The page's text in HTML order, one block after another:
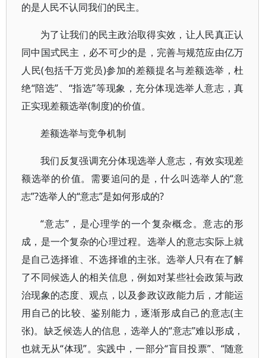
的是人民不认同我们的民主。
为了让我们的民主政治取得实效，让人民真正认
同中国式民主，必不可少的是，完善与规范应由亿万
人民(包括千万党员)参加的差额提名与差额选举，杜
绝“陪选”、“指选”等现象，充分体现选举人意志，真
正实现差额选举(制度)的价值。
差额选举与竞争机制
我们反复强调充分体现选举人意志，有效实现差
额选举的价值。需要追问的是，什么叫选举人的“意
志”?选举人的“意志”是如何形成的?
“意志”，是心理学的一个复杂概念。意志的形
成，是一个复杂的心理过程。选举人的意志实际上就
是自己选择谁、不选择谁的主张。选举人只有在了解
了不同候选人的相关信息，例如对某些社会政策与政
治现象的态度、观点，以及参政议政能力后，才能运
用自己的比较、鉴别能力，逐渐形成自己的意志(主
张)。缺乏候选人的信息，选举人的“意志”难以形成，
也就无从“体现”。实践中，一部分“盲目投票”、“随意